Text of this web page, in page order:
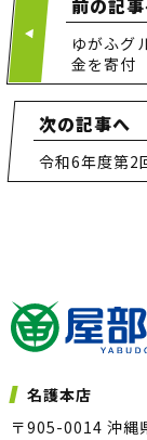
ゆがふグ
金を寄付
次の記事へ
令和6年度第2
名護本店
〒905-0014 沖縄